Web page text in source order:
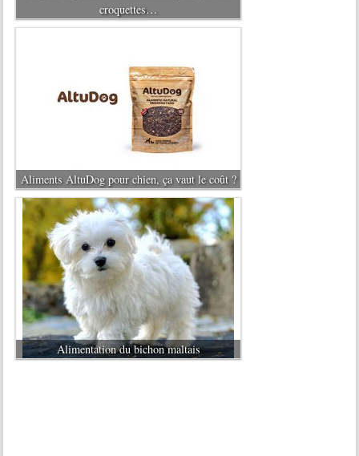
croquettes…
Aliments AltuDog pour chien, ça vaut le coût ?
Alimentation du bichon maltais